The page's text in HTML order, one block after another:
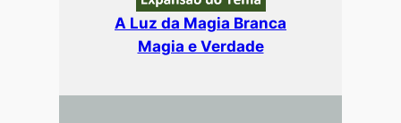
A Luz da Magia Branca
Magia e Verdade